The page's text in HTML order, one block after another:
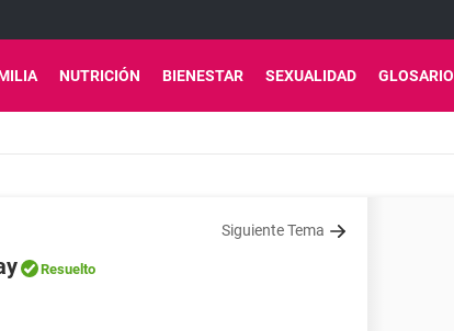
NUTRICIÓN BIENESTAR SEXUALIDAD GLOSARIO
Siguiente Tema
Resuelto